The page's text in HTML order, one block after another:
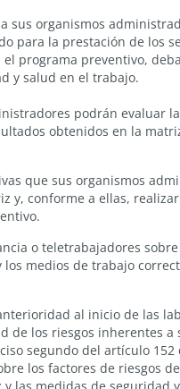
sus organismos
para la prestación de los
programa preventivo,
y salud en el trabajo.
podrán evaluar
obtenidos en la
que sus organismos
y, conforme a ellas,
o teletrabajadores
medios de trabajo
al inicio de las
de los riesgos inherentes
segundo del artículo
los factores de riesgos